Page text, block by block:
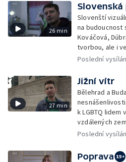
26 min
Slovenská
Slovenští
na budoucnost
Kováčová,
tvorbou, ale i
současného
Poslední
27 min
Jižní vítr
Bělehrad a
k LGBTQ lidem
vzdálených
rezonují teze,
Poslední
Poprava